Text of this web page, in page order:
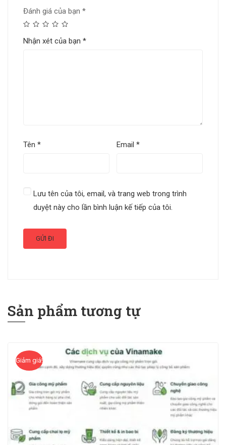
Đánh giá của bạn *
Nhận xét của bạn *
Tên * Email*
Lưu tên của tôi, email, và trang web trong trình
duyệt này cho lần bình luận kế tiếp của tôi.
Sản phẩm tương tự
Giảm giá!